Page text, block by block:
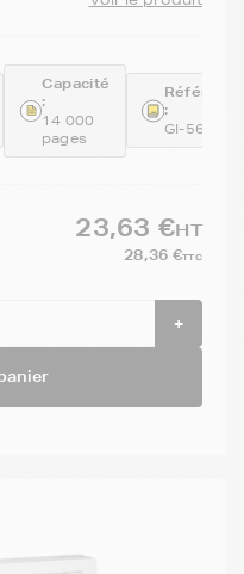
Capacité
:
14 000
pages
:
GI-56Y
23,63 €HT
28,36 €TTC
+